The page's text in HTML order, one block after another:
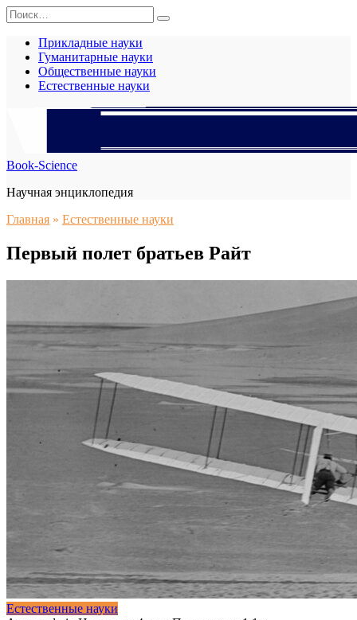
Перейти
к
содержанию
Search
for:
Прикладные науки
Гуманитарные науки
Общественные науки
Естественные науки
Book-Science
Научная энциклопедия
Главная » Естественные науки
Первый полет братьев Райт
Естественные науки